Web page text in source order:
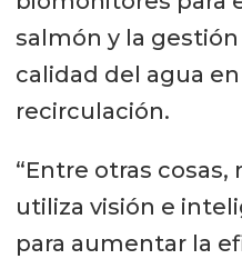
salmón y la
calidad del agua
recirculación.
“Entre otras
utiliza visión e
para aumentar la